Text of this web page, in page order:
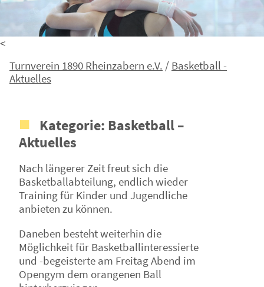
<
Turnverein 1890 Rheinzabern e.V. / Basketball -
Aktuelles
Kategorie: Basketball –
Aktuelles
Nach längerer Zeit freut sich die
Basketballabteilung, endlich wieder
Training für Kinder und Jugendliche
anbieten zu können.
Daneben besteht weiterhin die
Möglichkeit für Basketballinteressierte
und -begeisterte am Freitag Abend im
Opengym dem orangenen Ball